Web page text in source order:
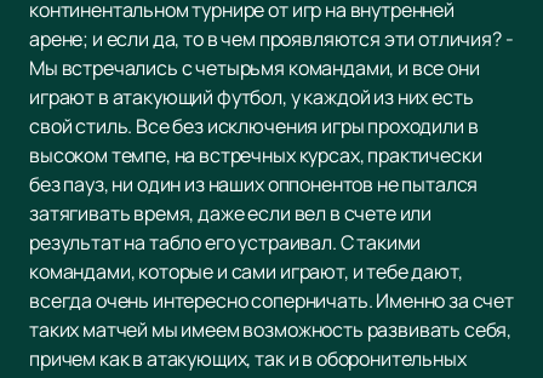
континентальном турнире от игр на внутренней
арене; и если да, то в чем проявляются эти отличия? -
Мы встречались с четырьмя командами, и все они
играют в атакующий футбол, у каждой из них есть
свой стиль. Все без исключения игры проходили в
высоком темпе, на встречных курсах, практически
без пауз, ни один из наших оппонентов не пытался
затягивать время, даже если вел в счете или
результат на табло его устраивал. С такими
командами, которые и сами играют, и тебе дают,
всегда очень интересно соперничать. Именно за счет
таких матчей мы имеем возможность развивать себя,
причем как в атакующих, так и в оборонительных